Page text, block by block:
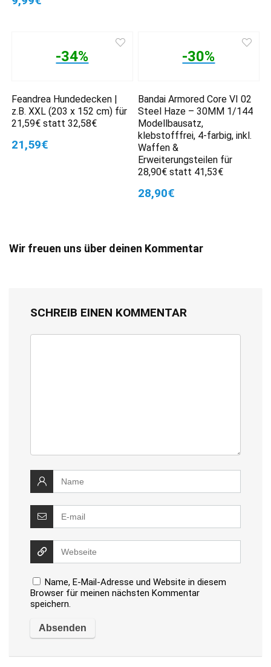
-34%
Feandrea Hundedecken |
z.B. XXL (203 x 152 cm) für
21,59€ statt 32,58€
21,59€
-30%
Bandai Armored Core VI 02
Steel Haze – 30MM 1/144
Modellbausatz,
klebstofffrei, 4-farbig, inkl.
Waffen &
Erweiterungsteilen für
28,90€ statt 41,53€
28,90€
Wir freuen uns über deinen Kommentar
SCHREIB EINEN KOMMENTAR
Name, E-Mail-Adresse und Website in diesem
Browser für meinen nächsten Kommentar
speichern.